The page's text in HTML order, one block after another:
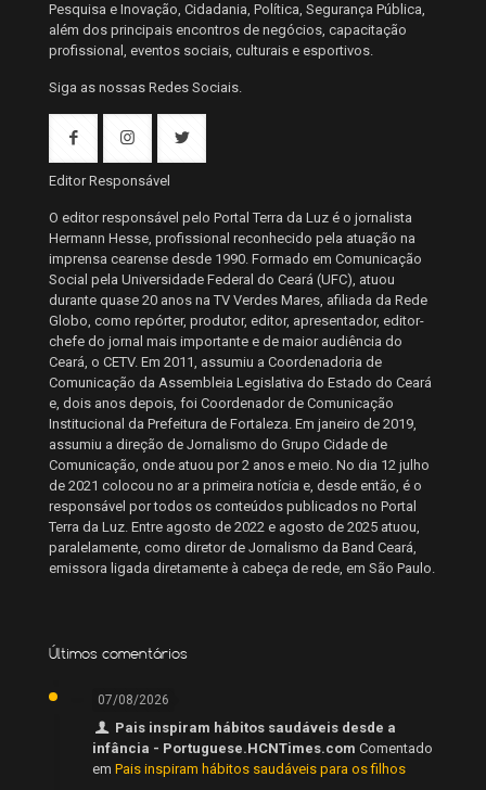
Pesquisa e Inovação, Cidadania, Política, Segurança Pública,
além dos principais encontros de negócios, capacitação
profissional, eventos sociais, culturais e esportivos.
Siga as nossas Redes Sociais.
Editor Responsável
O editor responsável pelo Portal Terra da Luz é o jornalista
Hermann Hesse, profissional reconhecido pela atuação na
imprensa cearense desde 1990. Formado em Comunicação
Social pela Universidade Federal do Ceará (UFC), atuou
durante quase 20 anos na TV Verdes Mares, afiliada da Rede
Globo, como repórter, produtor, editor, apresentador, editor-
chefe do jornal mais importante e de maior audiência do
Ceará, o CETV. Em 2011, assumiu a Coordenadoria de
Comunicação da Assembleia Legislativa do Estado do Ceará
e, dois anos depois, foi Coordenador de Comunicação
Institucional da Prefeitura de Fortaleza. Em janeiro de 2019,
assumiu a direção de Jornalismo do Grupo Cidade de
Comunicação, onde atuou por 2 anos e meio. No dia 12 julho
de 2021 colocou no ar a primeira notícia e, desde então, é o
responsável por todos os conteúdos publicados no Portal
Terra da Luz. Entre agosto de 2022 e agosto de 2025 atuou,
paralelamente, como diretor de Jornalismo da Band Ceará,
emissora ligada diretamente à cabeça de rede, em São Paulo.
Últimos comentários
07/08/2026
Pais inspiram hábitos saudáveis desde a
infância - Portuguese.HCNTimes.com Comentado
em Pais inspiram hábitos saudáveis para os filhos